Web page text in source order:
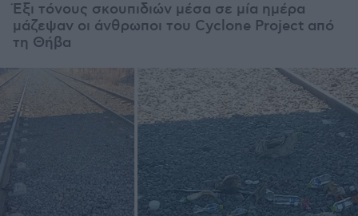
Έξι τόνους σκουπιδιών μέσα σε μία ημέρα
μάζεψαν οι άνθρωποι του Cyclone Project από
τη Θήβα